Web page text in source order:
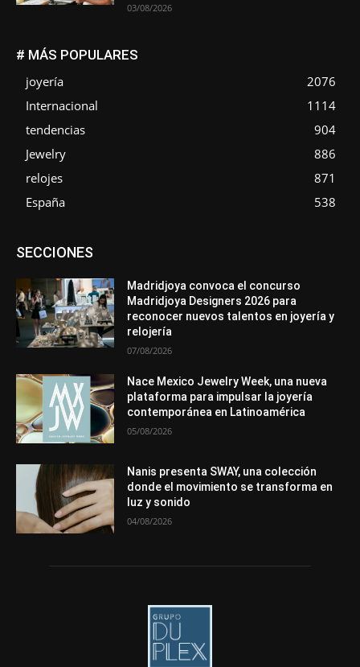
03/08/2026
# MÁS POPULARES
joyería
2076
Internacional
1114
tendencias
904
Jewelry
886
relojes
871
España
538
SECCIONESAsociaciones
Entrevistas
Mundo Técnico
Novedades Opiniones
Perspectiva
Premios
Secciones Sin categoría
Más
Madridjoya convoca el concurso
Madridjoya Designers 2026 para
reconocer nuevos talentos en joyería y
relojería
07/08/2026
Nace Mexico Jewelry Week, una nueva
plataforma para impulsar la joyería
contemporánea en Latinoamérica
05/08/2026
Nanis presenta SWAY, una colección
donde el movimiento se transforma en
luz y sonido
04/08/2026